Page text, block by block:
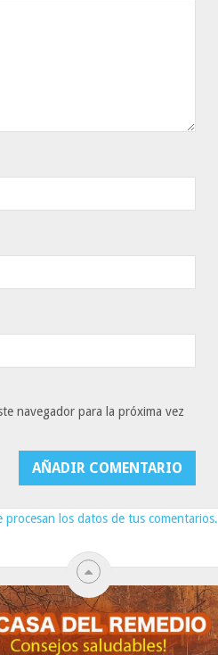
navegador para la próxima vez
procesan los datos de tus comentarios.